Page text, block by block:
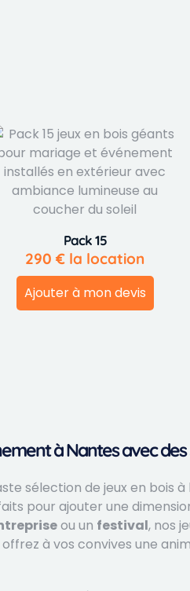
Pack 15
290 € la location
Ajouter à mon devis
à Nantes avec
sélection de jeux en bois
pour ajouter une
ou un festival, nos
à vos convives une